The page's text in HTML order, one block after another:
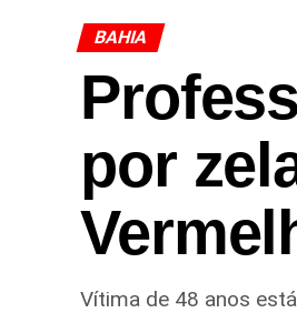
BAHIA
por
Vítima de 48 anos